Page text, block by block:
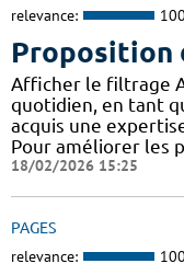
relevance:
Proposition
Afficher le filtrage
quotidien, en tant
acquis une
Pour améliorer les
18/02/2026 15:25
PAGES
relevance: